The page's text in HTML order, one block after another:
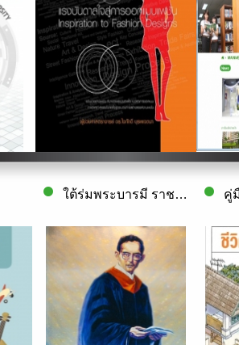
ใต้ร่มพระบารมี ราชมงคลธัญบุรีสำนึกในพระม..